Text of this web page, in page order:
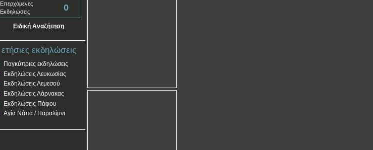
Επερχόμενες
Εκδηλώσεις
0
Ειδική Αναζήτηση
ετήσιες εκδηλώσεις
Παγκύπριες εκδηλώσεις
Εκδηλώσεις Λευκωσίας
Εκδηλώσεις Λεμεσού
Εκδηλώσεις Λάρνακας
Εκδηλώσεις Πάφου
Αγία Νάπα / Παραλίμνι